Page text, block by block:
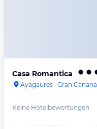
Casa Romantica
Ayagaures · Gran Canaria
Keine Hotelbewertungen